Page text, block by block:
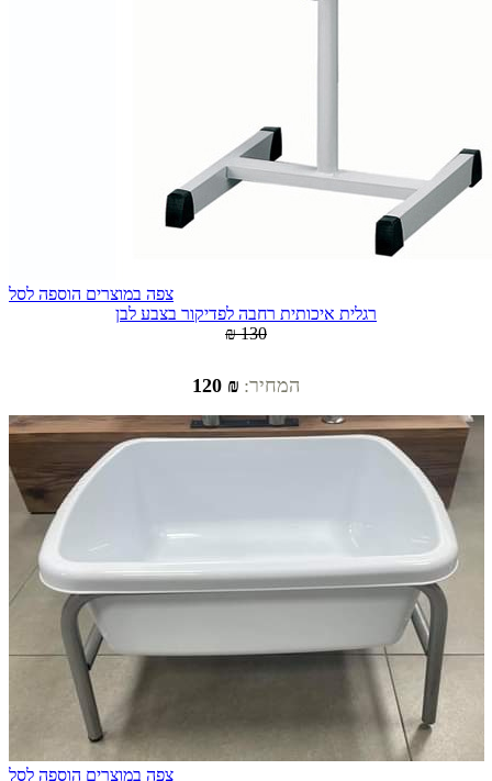
צפה במוצרים הוספה לסל
רגלית איכותית רחבה לפדיקור בצבע לבן
₪ 130
המחיר: ₪ 120
צפה במוצרים הוספה לסל